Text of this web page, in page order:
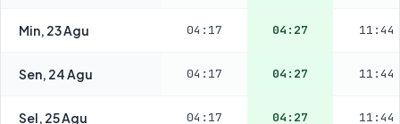
Min, 23 Agu 04:17 04:27 11:44
Sen, 24 Agu 04:17 04:27 11:44
Sel, 25 Agu 04:17 04:27 11:44